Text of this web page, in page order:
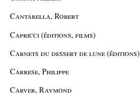
Cantarella, Robert
Capricci (éditions, films)
Carnets du dessert de lune (éditions)
Carrese, Philippe
Carver, Raymond